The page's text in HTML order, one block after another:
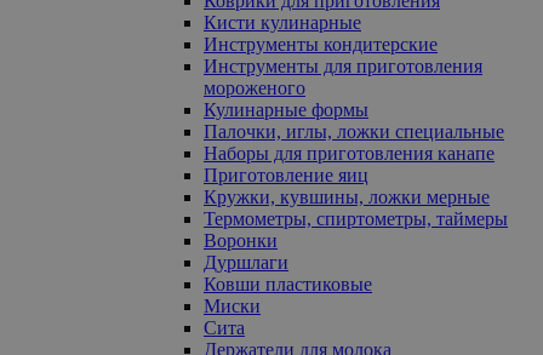
Кисти кулинарные
Инструменты кондитерские
Инструменты для приготовления
мороженого
Кулинарные формы
Палочки, иглы, ложки специальные
Наборы для приготовления канапе
Приготовление яиц
Кружки, кувшины, ложки мерные
Термометры, спиртометры, таймеры
Воронки
Дуршлаги
Ковши пластиковые
Миски
Сита
Держатели для молока